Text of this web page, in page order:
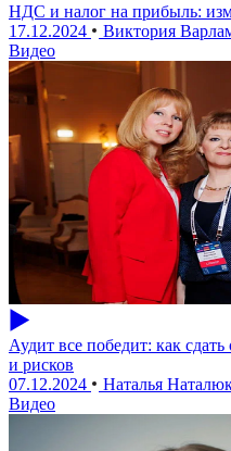
НДС и налог на прибыль:
17.12.2024
Виктория
Видео
Аудит все победит: как
и рисков
07.12.2024
Наталья
Видео